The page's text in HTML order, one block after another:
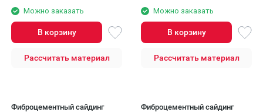
Можно заказать
В корзину
Рассчитать материал
Можно заказать
В корзину
Рассчитать материал
Фиброцементный сайдинг
Фиброцементный сайдинг